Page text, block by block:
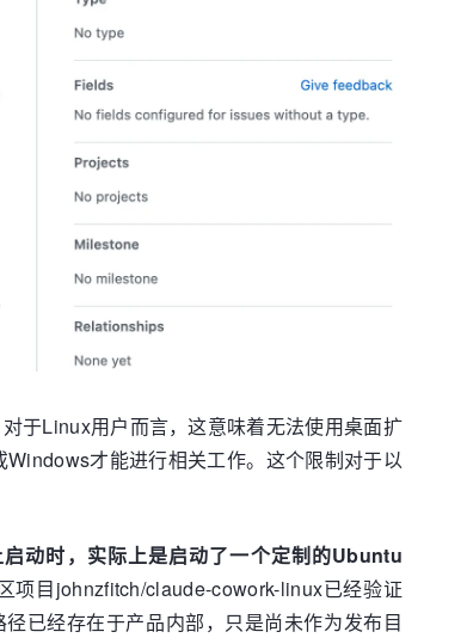
于Linux用户而言，这意味着无法使用桌面扩
才能进行相关工作。这个限制对于以
动时，实际上是启动了一个定制的Ubuntu
项目johnzfitch/claude-cowork-linux已经验证
已经存在于产品内部，只是尚未作为发布目